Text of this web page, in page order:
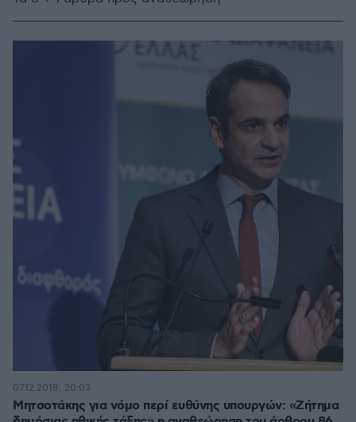
Μητσοτάκης για νόμο περί ευθύνης υπουργών: «Ζήτημα
07.12.2018, 20:03